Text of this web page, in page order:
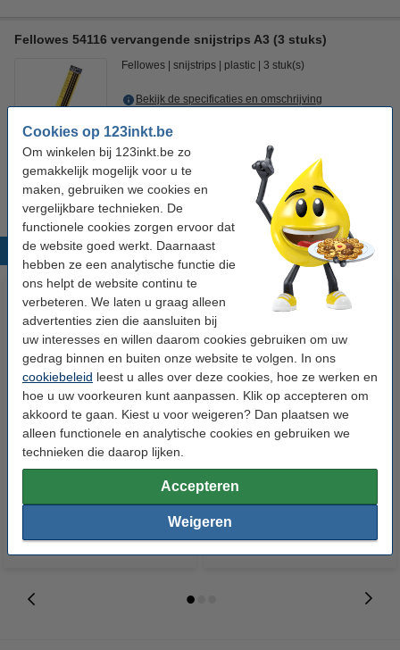
Cookies op 123inkt.be
Om winkelen bij 123inkt.be zo
gemakkelijk mogelijk voor u te
maken, gebruiken we cookies en
vergelijkbare technieken. De
functionele cookies zorgen ervoor dat
de website goed werkt. Daarnaast
hebben ze een analytische functie die
ons helpt de website continu te
verbeteren. We laten u graag alleen
advertenties zien die aansluiten bij
uw interesses en willen daarom cookies gebruiken om uw
gedrag binnen en buiten onze website te volgen. In ons
cookiebeleid leest u alles over deze cookies, hoe ze werken en
hoe u uw voorkeuren kunt aanpassen. Klik op accepteren om
akkoord te gaan. Kiest u voor weigeren? Dan plaatsen we
alleen functionele en analytische cookies en gebruiken we
technieken die daarop lijken.
Accepteren
Weigeren
Fellowes 54116 vervangende snijstrips A3 (3 stuks)
Fellowes snijstrips plastic 3 stuk(s)
Bekijk de specificaties en omschrijving
Morgen in huis
€ 15,95
Populaire producten
123accu Xtreme Power MN1500
Penlite AA batterij 24 stuks
Aanbieding: 10x 123inkt
cursusblok A4 gelijnd 70 g/m²